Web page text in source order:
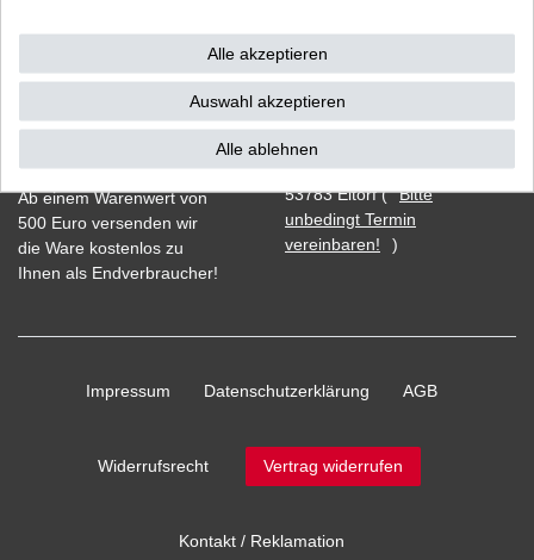
Ab einem Warenwert von
500 Euro versenden wir
die Ware kostenlos zu
Ihnen als Endverbraucher!
Vorkasse
Barzahlung bei Abholung in
53783 Eitorf (
Bitte
unbedingt Termin
vereinbaren!
)
Impressum Daten­schutz­erklärung AGB
Widerrufs­recht Vertrag widerrufen
Kontakt / Reklamation
Alle akzeptieren
Auswahl akzeptieren
Alle ablehnen